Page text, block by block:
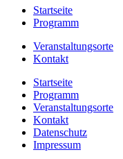
Startseite
Programm
Veranstaltungsorte
Kontakt
Startseite
Programm
Veranstaltungsorte
Kontakt
Datenschutz
Impressum